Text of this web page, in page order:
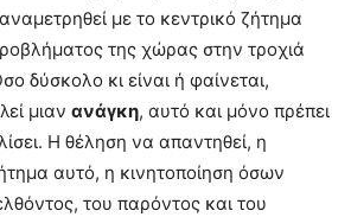
με το κεντρικό ζήτημα
της χώρας στην τροχιά
δύσκολο κι είναι ή φαίνεται,
μιαν ανάγκη, αυτό και μόνο πρέπει
Η θέληση να απαντηθεί, η
αυτό, η κινητοποίηση όσων
του παρόντος και του